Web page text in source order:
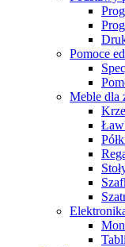
Pomoce
Meble dla